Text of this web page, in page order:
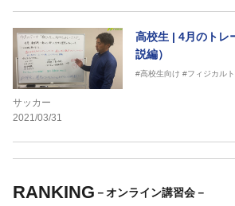
サッカー
2021/03/31
高校生 | 4月のトレ
説編）
#高校生向け #フィジカル
RANKING －オンライン講習会－